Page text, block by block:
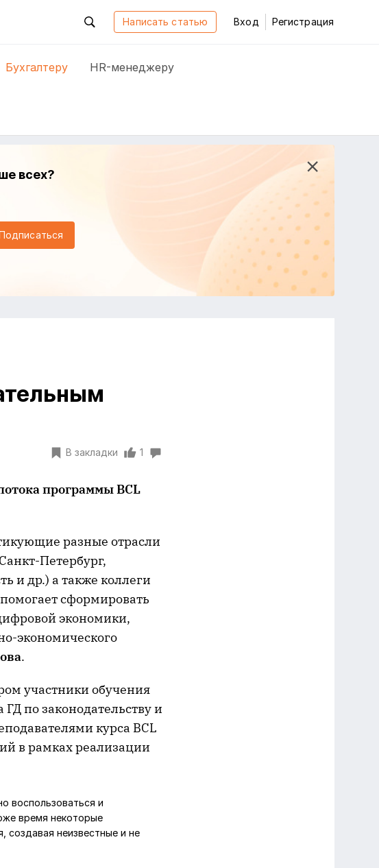
Написать статью Вход Регистрация
Бухгалтеру HR-менеджеру
всех?
В закладки 1
программыBCL
разные отрасли
Петербург,
и др.) а также коллеги
сформировать
экономики,
экономического
.
участники обучения
по законодательству и
курса BCL
в рамках реализации
воспользоваться и
время некоторые
создавая неизвестные и не